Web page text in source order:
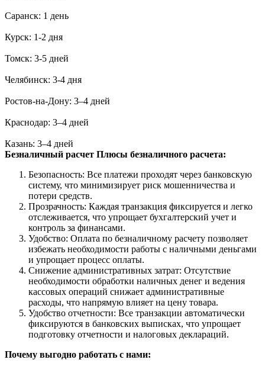
Саранск: 1 день
Курск: 1-2 дня
Томск: 3-5 дней
Челябинск: 3-4 дня
Ростов-на-Дону: 3–4 дней
Краснодар: 3–4 дней
Казань: 3–4 дней
Безналичный расчет Плюсы безналичного расчета:
Безопасность: Все платежи проходят через банковскую
систему, что минимизирует риск мошенничества и
потери средств.
Прозрачность: Каждая транзакция фиксируется и легко
отслеживается, что упрощает бухгалтерский учет и
контроль за финансами.
Удобство: Оплата по безналичному расчету позволяет
избежать необходимости работы с наличными деньгами
и упрощает процесс оплаты.
Снижение административных затрат: Отсутствие
необходимости обработки наличных денег и ведения
кассовых операций снижает административные
расходы, что напрямую влияет на цену товара.
Удобство отчетности: Все транзакции автоматически
фиксируются в банковских выписках, что упрощает
подготовку отчетности и налоговых деклараций.
Почему выгодно работать с нами: